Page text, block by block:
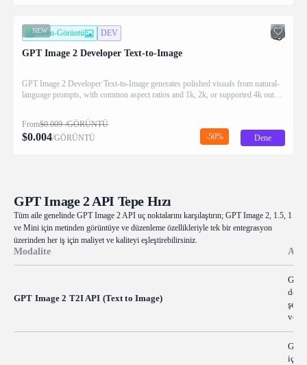
NEW
Metin-Görüntü DEV
GPT Image 2 Developer Text-to-Image
GPT Image 2 Developer Text-to-Image generates polished visuals from natural-
language prompts, with common aspect ratios and 1k, 2k, or supported 4k output
From$0.009 /GÖRÜNTÜ
$0.004/GÖRÜNTÜ -50% Dene
GPT Image 2 API Tepe Hızı
Tüm aile genelinde GPT Image 2 API uç noktalarını karşılaştırın; GPT Image 2, 1.5, 1
ve Mini için metinden görüntüye ve düzenleme özellikleriyle tek bir entegrasyon
üzerinden her iş için maliyet ve kaliteyi eşleştirebilirsiniz.
Modalite
GPT Image 2 T2I API (Text to Image)
GPT
ve
GPT
için